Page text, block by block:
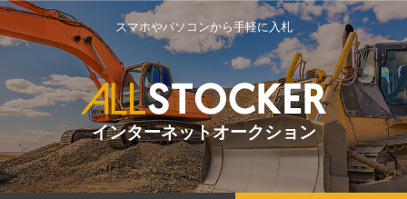
スマホやパソコンから手軽に入札
インターネットオークション